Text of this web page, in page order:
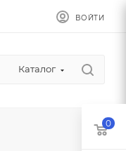
ВОЙТИ
Каталог
0